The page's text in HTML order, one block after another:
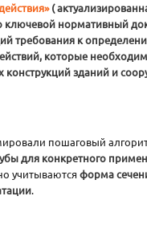
(
ключевой нормативный
требования к
которые
конструкций зданий и
пошаговый
для конкретного
учитываются форма
.